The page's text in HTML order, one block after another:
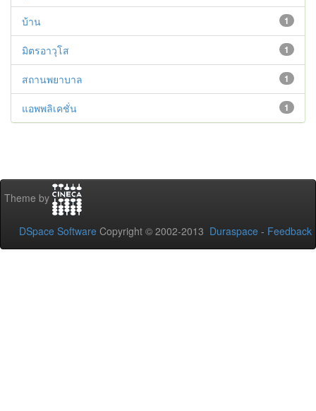
1
บ้าน
1
มิตรอาวุโส
1
สถานพยาบาล
1
แอพพลิเคชั่น
Theme by
DSpace Software Copyright © 2002-2013 Duraspace - Feedback